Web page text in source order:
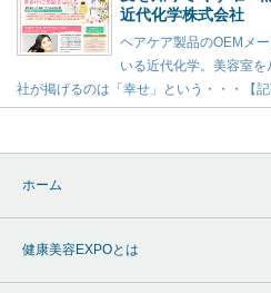
近代化学株式会社
ヘアケア製品のOEMメ
いる近代化学。美容室
社が掲げるのは「幸せ」という・・・【記
ホーム
健康美容EXPOとは